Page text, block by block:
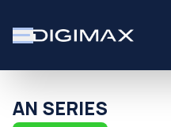
AN SERIES